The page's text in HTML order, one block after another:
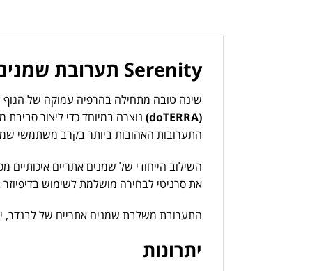
Serenity תערובת
שינה טובה מתחילה בהרפיה עמוקה של הגוף
(
doTERRA) נוצרה במיוחדכדי ליצורסביבת
התערובות האהובותביותרבקרב משתמשי
השילוב הייחודי של שמנים אתריים איכותיים
אתסרניטי לבחירה מושלמתלשימושבדיפיוזר
התערובת משלבת שמנים אתריים שללבנדר,
יתרונות